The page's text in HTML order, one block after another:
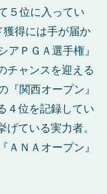
５位に入ってい
得には手が届か
ＰＧＡ選手権』
チャンスを迎える
『関西オープン』
４位を記録してい
ている実力者。
ＡＮＡオープン』